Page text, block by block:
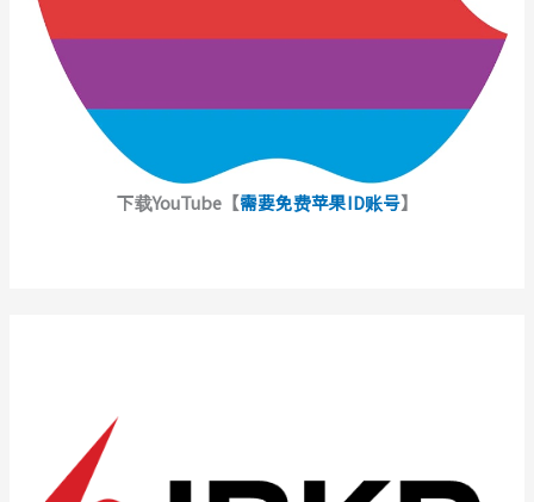
下载YouTube【需要免费苹果ID账号】